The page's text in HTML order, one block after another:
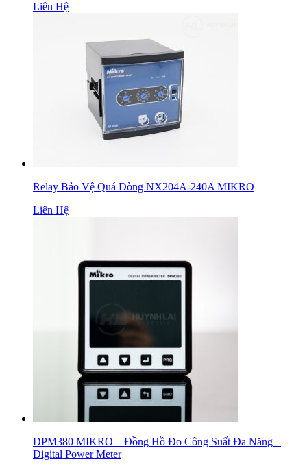
Liên Hệ
Relay Bảo Vệ Quá Dòng NX204A-240A MIKRO
Liên Hệ
DPM380 MIKRO – Đồng Hồ Đo Công Suất Đa Năng –
Digital Power Meter